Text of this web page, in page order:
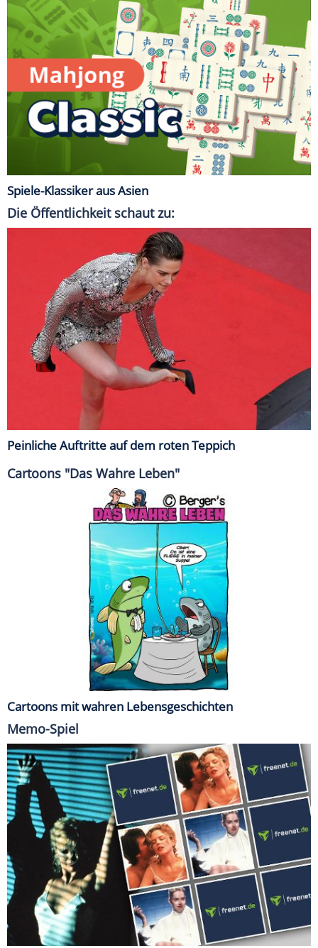
Spiele-Klassiker aus Asien
Die Öffentlichkeit schaut zu:
Peinliche Auftritte auf dem roten Teppich
Cartoons "Das Wahre Leben"
Cartoons mit wahren Lebensgeschichten
Memo-Spiel